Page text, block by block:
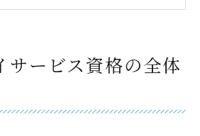
れと必要な準備を知るコツ
取得方法を解説します
テップと実務経験の重要性
サービス資格の全体